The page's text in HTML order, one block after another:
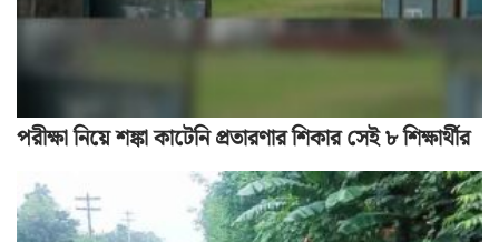
পরীক্ষা নিয়ে শঙ্কা কাটেনি প্রতারণার শিকার সেই ৮ শিক্ষার্থীর